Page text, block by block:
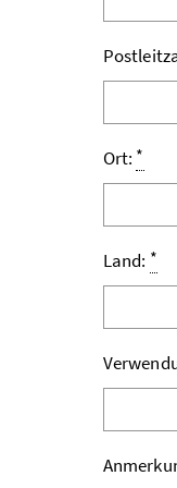
Ort: *
Land: *